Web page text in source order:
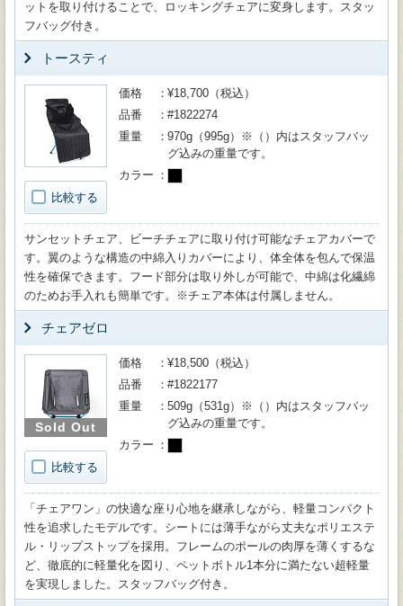
ットを取り付けることで、ロッキングチェアに変身します。スタッ
フバッグ付き。
トースティ
比較する
価格
¥18,700（税込）
品番
#1822274
重量
970g（995g）※（）内はスタッフバッ
グ込みの重量です。
カラー
サンセットチェア、ビーチチェアに取り付け可能なチェアカバーで
す。翼のような構造の中綿入りカバーにより、体全体を包んで保温
性を確保できます。フード部分は取り外しが可能で、中綿は化繊綿
のためお手入れも簡単です。※チェア本体は付属しません。
チェアゼロ
Sold Out
比較する
価格
¥18,500（税込）
品番
#1822177
重量
509g（531g）※（）内はスタッフバッ
グ込みの重量です。
カラー
「チェアワン」の快適な座り心地を継承しながら、軽量コンパクト
性を追求したモデルです。シートには薄手ながら丈夫なポリエステ
ル・リップストップを採用。フレームのポールの肉厚を薄くするな
ど、徹底的に軽量化を図り、ペットボトル1本分に満たない超軽量
を実現しました。スタッフバッグ付き。